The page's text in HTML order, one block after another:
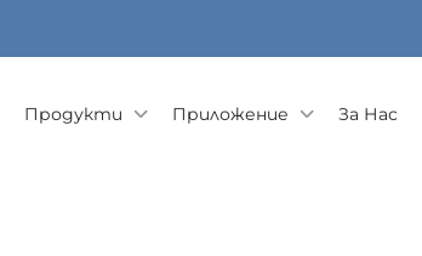
Продукти Приложение За Нас